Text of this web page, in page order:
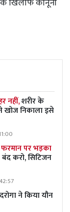
नहीं,शरीर के
खोज निकाला इसे
पर भड़का
बंद करो, सिटिजन
ने किया यौन